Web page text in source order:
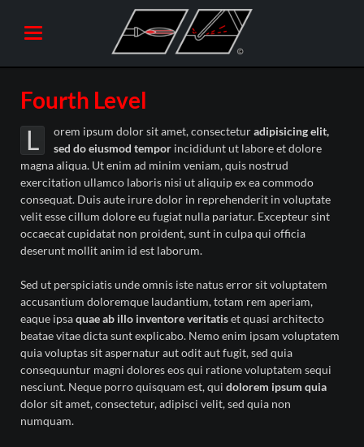
Fourth Level
L orem ipsum dolor sit amet, consecteturadipisicing elit,
sed do eiusmod temporincididunt ut labore et dolore
magna aliqua. Ut enim ad minim veniam, quis nostrud
exercitation ullamco laboris nisi ut aliquip ex ea commodo
consequat. Duis aute irure dolor in reprehenderit in voluptate
velit esse cillum dolore eu fugiat nulla pariatur. Excepteur sint
occaecat cupidatat non proident, sunt in culpa qui officia
deserunt mollit anim id est laborum.
Sed ut perspiciatis unde omnis iste natus error sit voluptatem
accusantium doloremque laudantium, totam rem aperiam,
eaque ipsaquae ab illo inventore veritatiset quasi architecto
beatae vitae dicta sunt explicabo. Nemo enim ipsam voluptatem
quia voluptas sit aspernatur aut odit aut fugit, sed quia
consequuntur magni dolores eos qui ratione voluptatem sequi
nesciunt. Neque porro quisquam est, qui dolorem ipsum quia
dolor sit amet, consectetur, adipisci velit, sed quia non
numquam.